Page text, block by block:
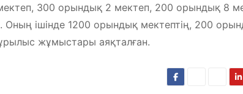
300 орындық 2 мектеп, 200 орындық 8
ішінде 1200 орындық мектептің, 200
жұмыстары аяқталған.